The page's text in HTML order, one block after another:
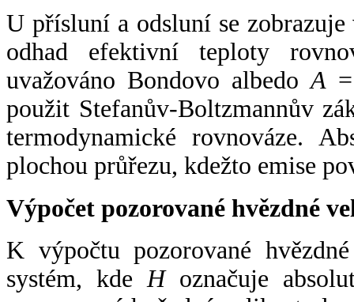
U přísluní a odsluní se
odhad efektivní teploty
uvažováno Bondovo albedoA
použit Stefanův-Boltzmannův
termodynamické rovnováze.
plochou průřezu, kdežto emise
Výpočet pozorované hvězdné
K výpočtu pozorované
systém, kde Hoznačuje